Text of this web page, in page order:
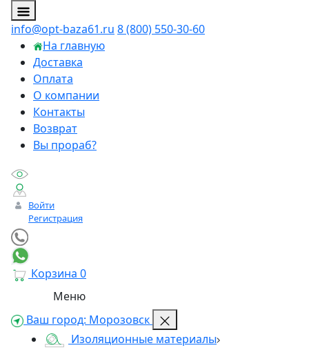
info@opt-baza61.ru 8 (800) 550-30-60
На главную
Доставка
Оплата
О компании
Контакты
Возврат
Вы прораб?
Войти
Регистрация
Корзина 0
Меню
Ваш город: Морозовск
Изоляционные материалы